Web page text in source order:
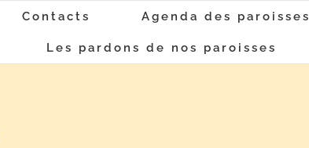
Contacts Agenda des paroisses
Les pardons de nos paroisses